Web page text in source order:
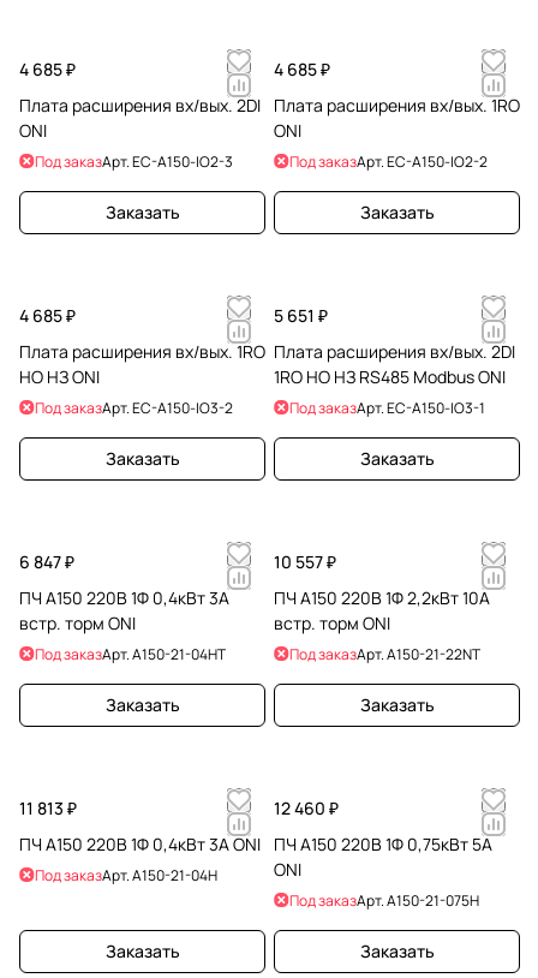
4 685 ₽
Плата расширения вх/вых. 2DI
ONI
Под заказАрт.EC-A150-IO2-3
Заказать
4 685 ₽
Плата расширения вх/вых. 1RO
ONI
Под заказАрт.EC-A150-IO2-2
Заказать
4 685 ₽
Плата расширения вх/вых. 1RO
НО НЗ ONI
Под заказАрт.EC-A150-IO3-2
Заказать
5 651 ₽
Плата расширения вх/вых. 2DI
1RO НО НЗ RS485 Modbus ONI
Под заказАрт.EC-A150-IO3-1
Заказать
6 847 ₽
ПЧ A150 220В 1Ф 0,4кВт 3А
встр. торм ONI
Под заказАрт.A150-21-04HT
Заказать
10 557 ₽
ПЧ A150 220В 1Ф 2,2кВт 10А
встр. торм ONI
Под заказАрт.A150-21-22NT
Заказать
11 813 ₽
ПЧ A150 220В 1Ф 0,4кВт 3А ONI
Под заказАрт.A150-21-04H
Заказать
12 460 ₽
ПЧ A150 220В 1Ф 0,75кВт 5А
ONI
Под заказАрт.A150-21-075H
Заказать